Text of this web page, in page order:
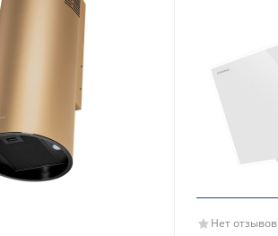
Нет отзывов